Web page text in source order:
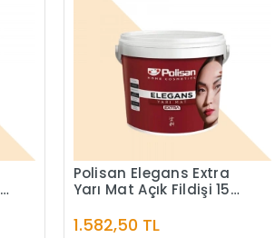
Polisan Elegans Extra
Yarı Mat Açık Fildişi 15
1.582,50 TL